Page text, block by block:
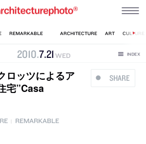
2010.7.21 WED
SHARE
ロッツによるア
宅”Casa
REMARKABLE